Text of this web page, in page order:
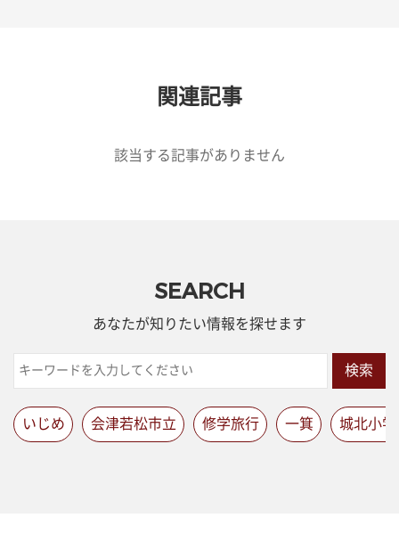
関連記事
該当する記事がありません
SEARCH
あなたが知りたい情報を探せます
検索
いじめ 会津若松市立 修学旅行 一箕 城北小